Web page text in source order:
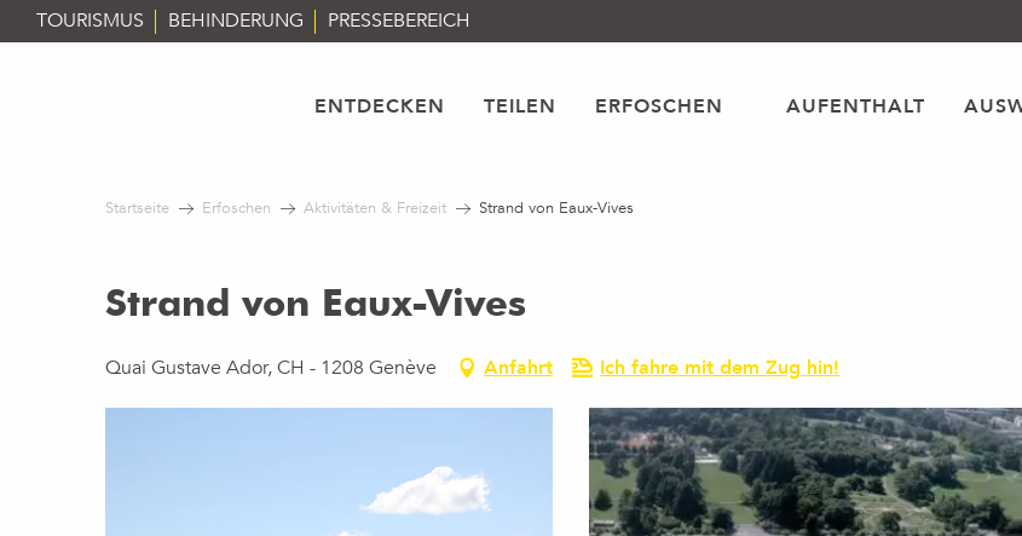
Aller
au
TOURISMUS BEHINDERUNG PRESSEBEREICH
ENTDECKEN TEILEN ERFOSCHEN AUFENTHALT
Startseite Erfoschen Aktivitäten & Freizeit Strand von Eaux-Vives
Strand von Eaux-Vives
Quai Gustave Ador, CH - 1208 Genève Anfahrt Ich fahre mit dem Zug hin!